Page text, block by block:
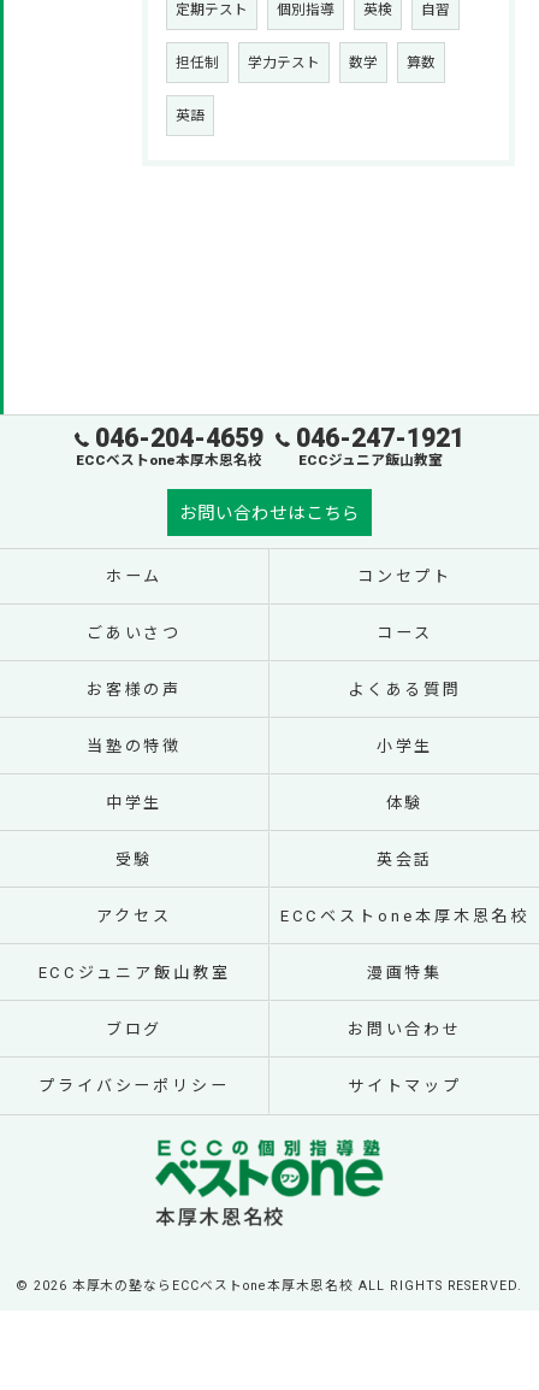
定期テスト 個別指導 英検 自習
担任制 学力テスト 数学 算数
英語
046-204-4659
ECCベストone本厚木恩名校
046-247-1921
ECCジュニア飯山教室
お問い合わせはこちら
ホーム コンセプト
ごあいさつ コース
お客様の声 よくある質問
当塾の特徴 小学生
中学生 体験
受験 英会話
アクセス ECCベストone本厚木恩名校
ECCジュニア飯山教室 漫画特集
ブログ お問い合わせ
プライバシーポリシー サイトマップ
© 2026 本厚木の塾ならECCベストone本厚木恩名校 ALL RIGHTS RESERVED.